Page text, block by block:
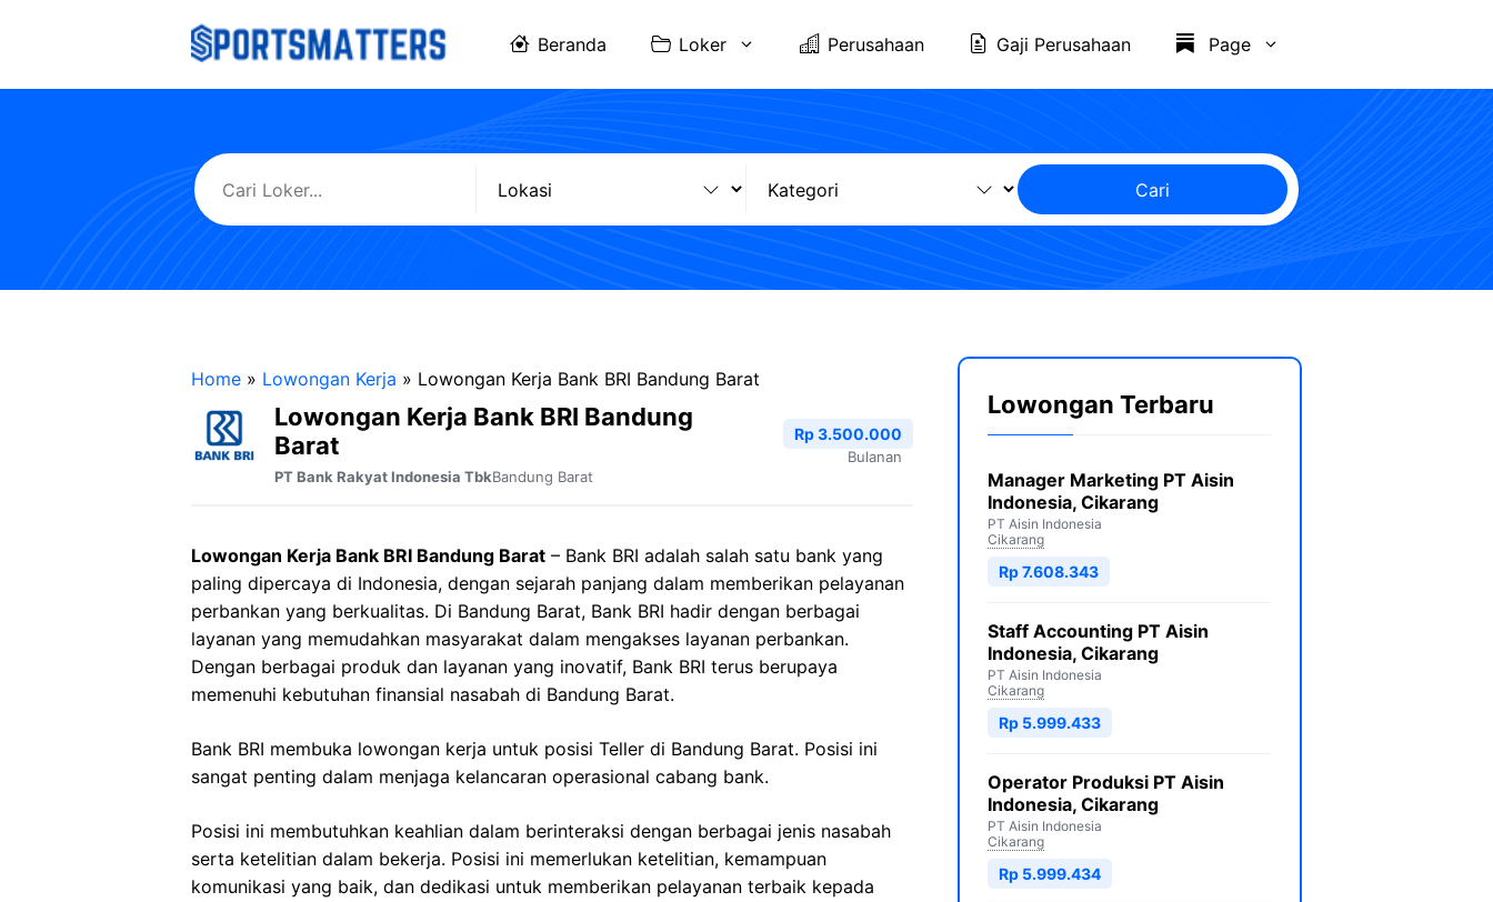
Beranda Loker Perusahaan Gaji Perusahaan Page
Cari
Home » Lowongan Kerja » Lowongan Kerja Bank BRI Bandung Barat
Lowongan Kerja Bank BRI Bandung
Barat
PT Bank Rakyat Indonesia TbkBandung Barat
Rp 3.500.000
Bulanan
Lowongan Kerja Bank BRI Bandung Barat – Bank BRI adalah salah satu bank yang
paling dipercaya di Indonesia, dengan sejarah panjang dalam memberikan pelayanan
perbankan yang berkualitas. Di Bandung Barat, Bank BRI hadir dengan berbagai
layanan yang memudahkan masyarakat dalam mengakses layanan perbankan.
Dengan berbagai produk dan layanan yang inovatif, Bank BRI terus berupaya
memenuhi kebutuhan finansial nasabah di Bandung Barat.
Bank BRI membuka lowongan kerja untuk posisi Teller di Bandung Barat. Posisi ini
sangat penting dalam menjaga kelancaran operasional cabang bank.
Posisi ini membutuhkan keahlian dalam berinteraksi dengan berbagai jenis nasabah
serta ketelitian dalam bekerja. Posisi ini memerlukan ketelitian, kemampuan
komunikasi yang baik, dan dedikasi untuk memberikan pelayanan terbaik kepada
Lowongan Terbaru
Manager Marketing PT Aisin
Indonesia, Cikarang
PT Aisin Indonesia
Cikarang
Rp 7.608.343
Staff Accounting PT Aisin
Indonesia, Cikarang
PT Aisin Indonesia
Cikarang
Rp 5.999.433
Operator Produksi PT Aisin
Indonesia, Cikarang
PT Aisin Indonesia
Cikarang
Rp 5.999.434